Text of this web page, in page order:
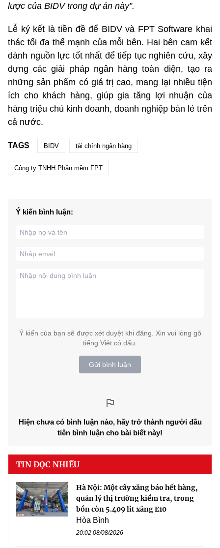
lược của BIDV trong dự án này”.
Lễ ký kết là tiền đề để BIDV và FPT Software khai
thác tối đa thế mạnh của mỗi bên. Hai bên cam kết
dành nguồn lực tốt nhất để tiếp tục nghiên cứu, xây
dựng các giải pháp ngân hàng toàn diện, tạo ra
những sản phẩm có giá trị cao, mang lại nhiều tiện
ích cho khách hàng, giúp gia tăng lợi nhuận của
hàng triệu chủ kinh doanh, doanh nghiệp bán lẻ trên
cả nước.
TAGS BIDV tài chính ngân hàng
Công ty TNHH Phần mềm FPT
Ý kiến bình luận:
Ý kiến của bạn sẽ được xét duyệt khi đăng. Xin vui lòng gõ
tiếng Việt có dấu.
Gửi bình luận
Hiện chưa có bình luận nào, hãy trở thành người đầu
tiên bình luận cho bài biết này!
TIN ĐỌC NHIỀU
Hà Nội: Một cây xăng báo hết hàng,
quản lý thị trường kiểm tra, trong
bồn còn 5.409 lít xăng E10
Hòa Bình
20:02 08/08/2026